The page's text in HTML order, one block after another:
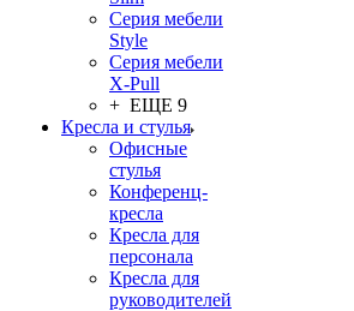
Серия мебели
Style
Серия мебели
X-Pull
+ ЕЩЕ 9
Кресла и стулья
Офисные
стулья
Конференц-
кресла
Кресла для
персонала
Кресла для
руководителей